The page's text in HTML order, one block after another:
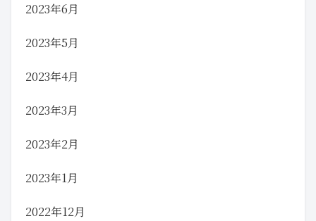
2023年6月
2023年5月
2023年4月
2023年3月
2023年2月
2023年1月
2022年12月